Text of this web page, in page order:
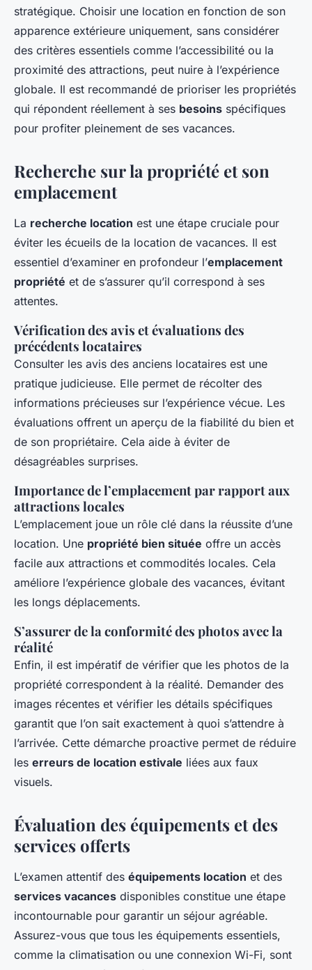
stratégique. Choisir une location en fonction de son
apparence extérieure uniquement, sans considérer
des critères essentiels comme l’accessibilité ou la
proximité des attractions, peut nuire à l’expérience
globale. Il est recommandé de prioriser les propriétés
qui répondent réellement à ses besoins spécifiques
pour profiter pleinement de ses vacances.
Recherche sur la propriété et son
emplacement
La recherche location est une étape cruciale pour
éviter les écueils de la location de vacances. Il est
essentiel d’examiner en profondeur l’emplacement
propriété et de s’assurer qu’il correspond à ses
attentes.
Vérification des avis et évaluations des
précédents locataires
Consulter les avis des anciens locataires est une
pratique judicieuse. Elle permet de récolter des
informations précieuses sur l’expérience vécue. Les
évaluations offrent un aperçu de la fiabilité du bien et
de son propriétaire. Cela aide à éviter de
désagréables surprises.
Importance de l’emplacement par rapport aux
attractions locales
L’emplacement joue un rôle clé dans la réussite d’une
location. Une propriété bien située offre un accès
facile aux attractions et commodités locales. Cela
améliore l’expérience globale des vacances, évitant
les longs déplacements.
S’assurer de la conformité des photos avec la
réalité
Enfin, il est impératif de vérifier que les photos de la
propriété correspondent à la réalité. Demander des
images récentes et vérifier les détails spécifiques
garantit que l’on sait exactement à quoi s’attendre à
l’arrivée. Cette démarche proactive permet de réduire
les erreurs de location estivale liées aux faux
visuels.
Évaluation des équipements et des
services offerts
L’examen attentif des équipements location et des
services vacances disponibles constitue une étape
incontournable pour garantir un séjour agréable.
Assurez-vous que tous les équipements essentiels,
comme la climatisation ou une connexion Wi-Fi, sont